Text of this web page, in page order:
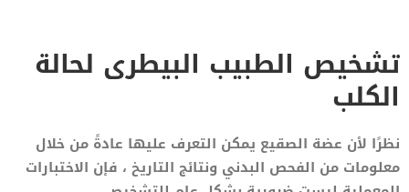
تشخيص الطبيب البيطرى لحالة
الكلب
نظرًا لأن عضة الصقيع يمكن التعرف عليها عادةً من خلال
معلومات من الفحص البدني ونتائج التاريخ ، فإن الاختبارات